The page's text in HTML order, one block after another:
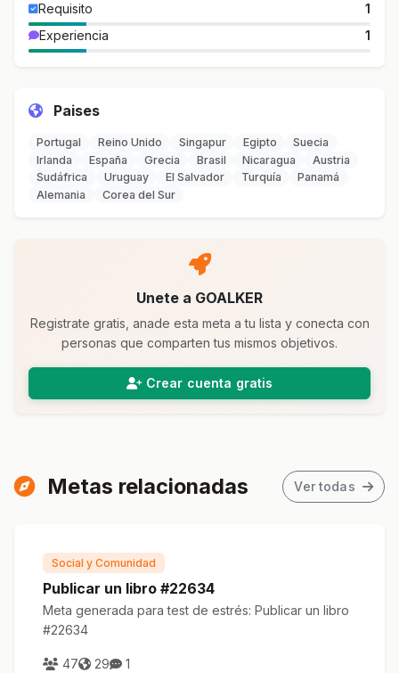
Requisito
1
Experiencia
1
Paises
Portugal Reino Unido Singapur Egipto
Suecia
Irlanda
España Grecia Brasil Nicaragua
Austria
Sudáfrica
Uruguay El Salvador Turquía
Panamá
Alemania
Corea del Sur
Unete a GOALKER
Registrate gratis, anade esta meta a tu lista y conecta con
personas que comparten tus mismos objetivos.
Crear cuenta gratis
Metas relacionadas Ver todas
Social y Comunidad
Publicar un libro #22634
Meta generada para test de estrés: Publicar un libro
#22634
47 29 1